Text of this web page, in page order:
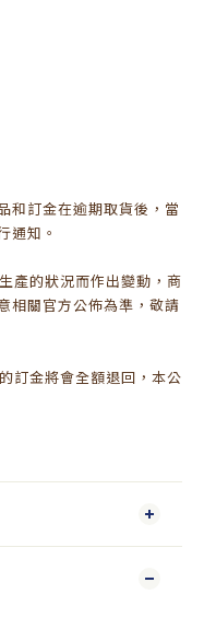
和訂金在逾期取貨後，當
通知。
產的狀況而作出變動，商
相關官方公佈為準，敬請
訂金將會全額退回，本公